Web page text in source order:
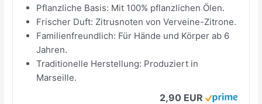
Pflanzliche Basis: Mit 100% pflanzlichen Ölen.
Frischer Duft: Zitrusnoten von Verveine-Zitrone.
Familienfreundlich: Für Hände und Körper ab 6
Jahren.
Traditionelle Herstellung: Produziert in
Marseille.
2,90 EUR